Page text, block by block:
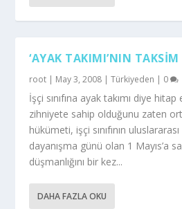
‘AYAK TAKIMI’NIN
root | May 3, 2008 |Türkiyeden | 0
İşçi sınıfına ayak takımı diye
zihniyete sahip olduğunu zaten
hükümeti, işçi sınıfının
dayanışma günü olan 1 Mayıs’a
düşmanlığını bir kez...
DAHA FAZLA OKU